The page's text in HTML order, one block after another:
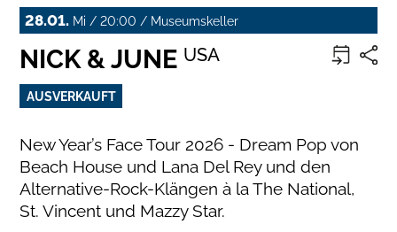
28.01. Mi / 20:00 / Museumskeller
NICK & JUNE USA
AUSVERKAUFT
New Year’s Face Tour 2026 - Dream Pop von
Beach House und Lana Del Rey und den
Alternative-Rock-Klängen à la The National,
St. Vincent und Mazzy Star.